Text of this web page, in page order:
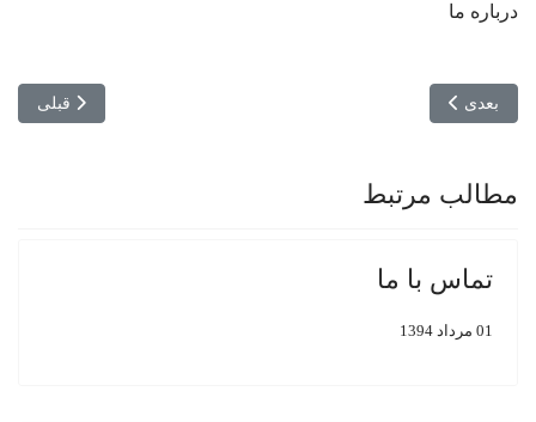
درباره ما
مطلب قبلی:
قبلی مطلب بعدی: نمایندگی فروش
بعدی
مطالب مرتبط
تماس با ما
01 مرداد 1394